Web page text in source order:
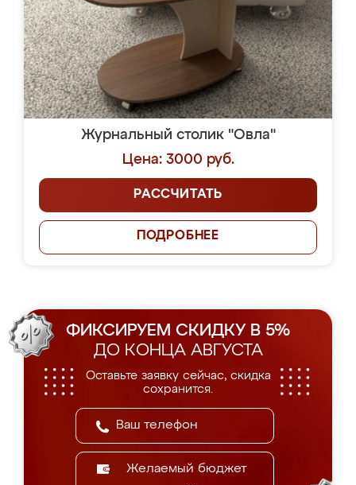
Журнальный столик "Овла"
Цена: 3000 руб.
РАССЧИТАТЬ
ПОДРОБНЕЕ
ФИКСИРУЕМ СКИДКУ В 5%
ДО КОНЦА АВГУСТА
Оставьте заявку сейчас, скидка
сохранится.
Желаемый бюджет